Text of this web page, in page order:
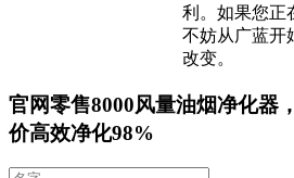
利。如果您正
不妨从广蓝开
改变。
官网零售8000风量油烟净化器
价高效净化98%